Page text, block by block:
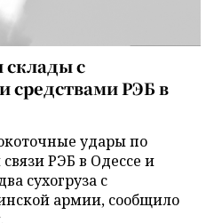
склады с
средствами РЭБ в
удары по
РЭБ в Одессе и
сухогруза с
армии, сообщило